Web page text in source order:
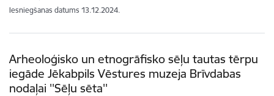
Iesniegšanas datums 13.12.2024.
Arheoloģisko un etnogrāfisko sēļu tautas tērpu
iegāde Jēkabpils Vēstures muzeja Brīvdabas
nodaļai ''Sēļu sēta''